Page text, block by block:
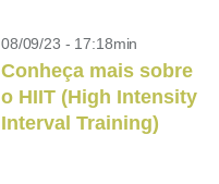
08/09/23 - 17:18min
Conheça mais sobre
o HIIT (High Intensity
Interval Training)